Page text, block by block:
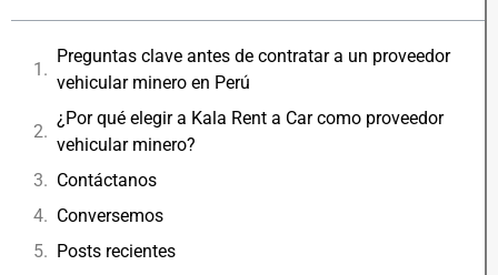
Preguntas clave antes de contratar a un proveedor
vehicular minero en Perú
¿Por qué elegir a Kala Rent a Car como proveedor
vehicular minero?
Contáctanos
Conversemos
Posts recientes